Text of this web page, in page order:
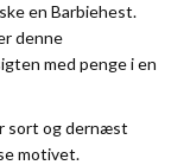
en Barbiehest.
denne
med penge i en
sort og dernæst
motivet.